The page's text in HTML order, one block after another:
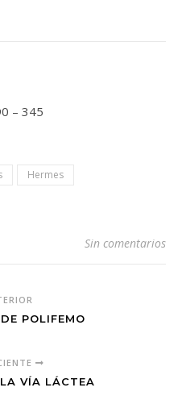
– 345
Hermes
Sin comentarios
POLIFEMO
VÍA LÁCTEA